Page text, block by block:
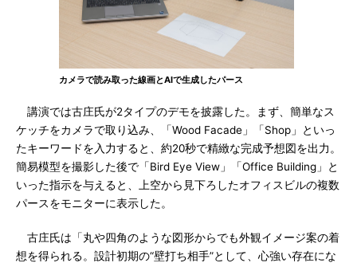
カメラで読み取った線画とAIで生成したパース
講演では古庄氏が2タイプのデモを披露した。まず、簡単なス
ケッチをカメラで取り込み、「Wood Facade」「Shop」といっ
たキーワードを入力すると、約20秒で精緻な完成予想図を出力。
簡易模型を撮影した後で「Bird Eye View」「Office Building」と
いった指示を与えると、上空から見下ろしたオフィスビルの複数
パースをモニターに表示した。
古庄氏は「丸や四角のような図形からでも外観イメージ案の着
想を得られる。設計初期の“壁打ち相手”として、心強い存在にな